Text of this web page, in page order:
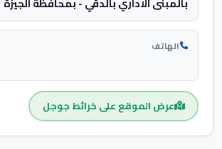
الهاتف
عرض الموقع على خرائط جوجل